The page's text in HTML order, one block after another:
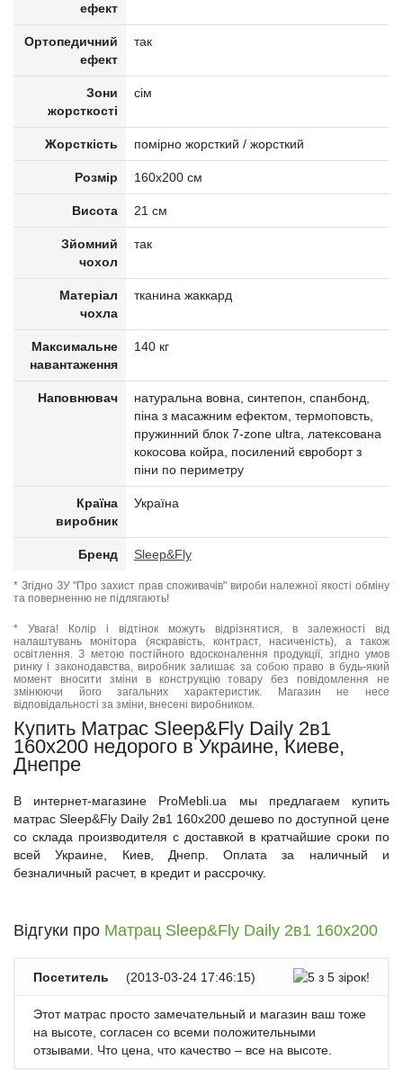
ефект
Ортопедичний
ефект
так
Зони
жорсткості
сім
Жорсткість помірно жорсткий / жорсткий
Розмір 160x200 см
Висота 21 см
Зйомний
чохол
так
Матеріал
чохла
тканина жаккард
Максимальне
навантаження
140 кг
Наповнювач
натуральна вовна, синтепон, спанбонд,
піна з масажним ефектом, термоповсть,
пружинний блок 7-zone ultra, латексована
кокосова койра, посилений євроборт з
піни по периметру
Країна
виробник
Україна
Бренд Sleep&Fly
* Згідно ЗУ "Про захист прав споживачів" вироби належної якості обміну
та поверненню не підлягають!
* Увага! Колір і відтінок можуть відрізнятися, в залежності від
налаштувань монітора (яскравість, контраст, насиченість), а також
освітлення. З метою постійного вдосконалення продукції, згідно умов
ринку і законодавства, виробник залишає за собою право в будь-який
момент вносити зміни в конструкцію товару без повідомлення не
змінюючи його загальних характеристик. Магазин не несе
відповідальності за зміни, внесені виробником.
Купить Матрас Sleep&Fly Daily 2в1
160x200 недорого в Украине, Киеве,
Днепре
В интернет-магазине ProMebli.ua мы предлагаем купить
матрас Sleep&Fly Daily 2в1 160x200 дешево по доступной цене
со склада производителя с доставкой в кратчайшие сроки по
всей Украине, Киев, Днепр. Оплата за наличный и
безналичный расчет, в кредит и рассрочку.
Відгуки про Матрац Sleep&Fly Daily 2в1 160x200
Посетитель (2013-03-24 17:46:15)
Этот матрас просто замечательный и магазин ваш тоже
на высоте, согласен со всеми положительными
отзывами. Что цена, что качество – все на высоте.